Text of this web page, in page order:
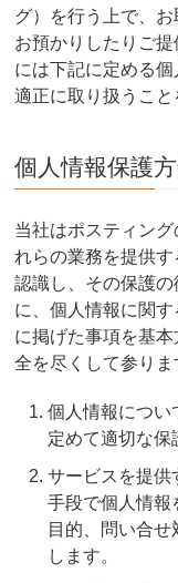
グ）を行う上で、
お預かりしたりご
には下記に定める
適正に取り扱うこと
個人情報保護
当社はポスティン
れらの業務を提供
認識し、その保護
に、個人情報に関
に掲げた事項を基
全を尽くして参りま
個人情報につい
定めて適切な保
サービスを提供
手段で個人情報
目的、問い合
します。